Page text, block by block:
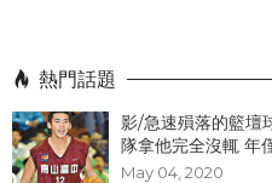
熱門話題
影/急速殞落的籃壇
隊拿他完全沒輒 年
May 04, 2020